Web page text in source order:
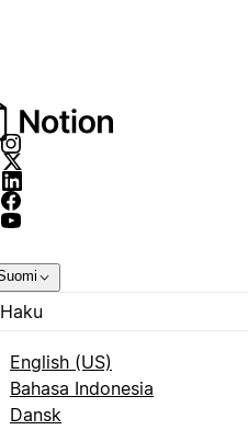
English (US)
Bahasa Indonesia
Dansk